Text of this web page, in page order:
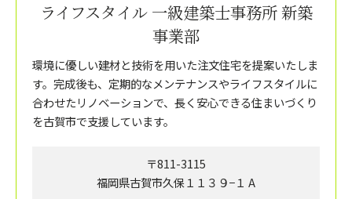
ライフスタイル 一級建築士事務所 新築
事業部
環境に優しい建材と技術を用いた注文住宅を提案いたしま
す。完成後も、定期的なメンテナンスやライフスタイルに
合わせたリノベーションで、長く安心できる住まいづくり
を古賀市で支援しています。
〒811-3115
福岡県古賀市久保１１３９−１ A